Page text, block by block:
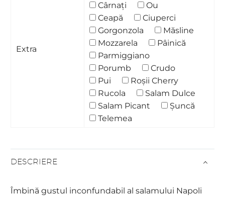
Extra
Cârnați
Ou
Ceapă
Ciuperci
Gorgonzola
Măsline
Mozzarela
Pâinică
Parmiggiano
Porumb
Crudo
Pui
Roșii Cherry
Rucola
Salam Dulce
Salam Picant
Șuncă
Telemea
DESCRIERE
Îmbină gustul inconfundabil al salamului Napoli